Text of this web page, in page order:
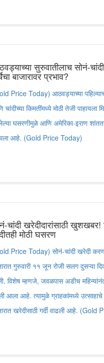
सुरुवातीलाच सोनं-
बाजारावर प्रभाव?
Price Today) आठवड्याच्या
चांदीच्या किमतींमध्ये मोठी तेजी पाहायला
घसरणीमुळे आणि अमेरिका-इराण शांतता
आहे. (Gold Price Today)
चांदी खरेदीदारांसाठी
मोठी घसरण
Price Today) सोनं-चांदी खरेदी
गुरुवारी ११ जून रोजी सलग दुसऱ्या
विशेष म्हणजे, जवळपास अडीच
आला आहे. त्यामुळे ग्राहकांमध्ये उत्साहाचे
खरेदीसाठी गर्दी वाढली आहे.